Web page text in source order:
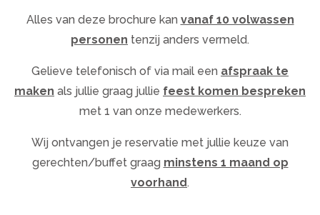
Alles van deze brochure kan vanaf 10 volwassen
personen tenzij anders vermeld.
Gelieve telefonisch of via mail een afspraak te
maken als jullie graag jullie feest komen bespreken
met 1 van onze medewerkers.
Wij ontvangen je reservatie met jullie keuze van
gerechten/buffet graag minstens 1 maand op
voorhand.